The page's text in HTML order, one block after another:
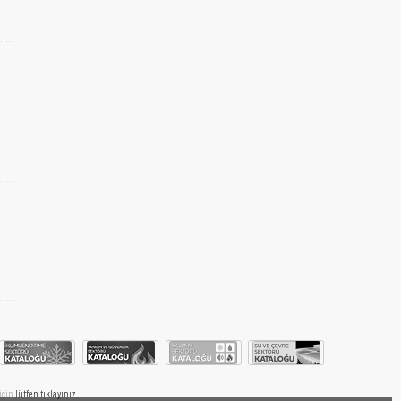
lütfen tıklayınız.